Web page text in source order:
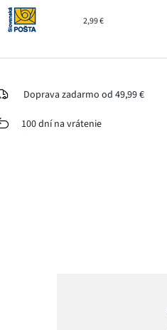
2,99 €
Doprava zadarmo od 49,99 €
100 dní na vrátenie